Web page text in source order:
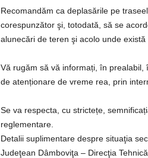
Recomandăm ca deplasările pe
corespunzător şi, totodată, să se
alunecări de teren şi acolo unde
Vă rugăm să vă informați, în
de atenționare de vreme rea, prin
Se va respecta, cu strictețe,
reglementare.
Detalii suplimentare despre situaţia
Judeţean Dâmboviţa – Direcţia